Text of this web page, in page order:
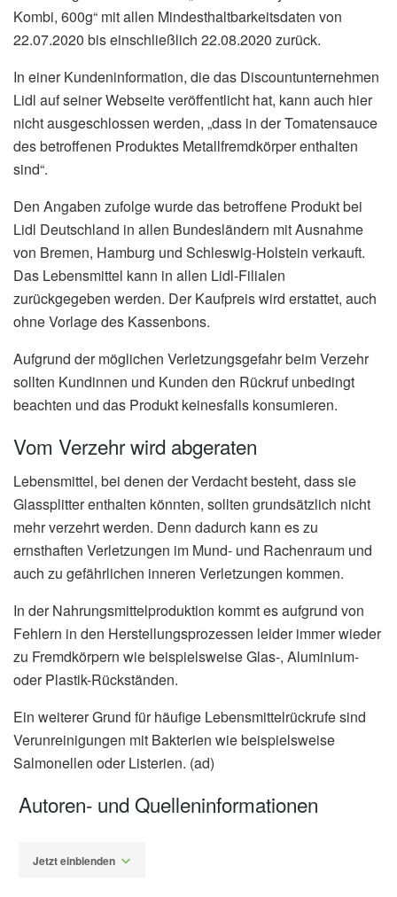
Kombi, 600g“ mit allen Mindesthaltbarkeitsdaten von
22.07.2020 bis einschließlich 22.08.2020 zurück.
In einer Kundeninformation, die das Discountunternehmen
Lidl auf seiner Webseite veröffentlicht hat, kann auch hier
nicht ausgeschlossen werden, „dass in der Tomatensauce
des betroffenen Produktes Metallfremdkörper enthalten
sind“.
Den Angaben zufolge wurde das betroffene Produkt bei
Lidl Deutschland in allen Bundesländern mit Ausnahme
von Bremen, Hamburg und Schleswig-Holstein verkauft.
Das Lebensmittel kann in allen Lidl-Filialen
zurückgegeben werden. Der Kaufpreis wird erstattet, auch
ohne Vorlage des Kassenbons.
Aufgrund der möglichen Verletzungsgefahr beim Verzehr
sollten Kundinnen und Kunden den Rückruf unbedingt
beachten und das Produkt keinesfalls konsumieren.
Vom Verzehr wird abgeraten
Lebensmittel, bei denen der Verdacht besteht, dass sie
Glassplitter enthalten könnten, sollten grundsätzlich nicht
mehr verzehrt werden. Denn dadurch kann es zu
ernsthaften Verletzungen im Mund- und Rachenraum und
auch zu gefährlichen inneren Verletzungen kommen.
In der Nahrungsmittelproduktion kommt es aufgrund von
Fehlern in den Herstellungsprozessen leider immer wieder
zu Fremdkörpern wie beispielsweise Glas-, Aluminium-
oder Plastik-Rückständen.
Ein weiterer Grund für häufige Lebensmittelrückrufe sind
Verunreinigungen mit Bakterien wie beispielsweise
Salmonellen oder Listerien. (ad)
Autoren- und Quelleninformationen
Jetzt einblenden